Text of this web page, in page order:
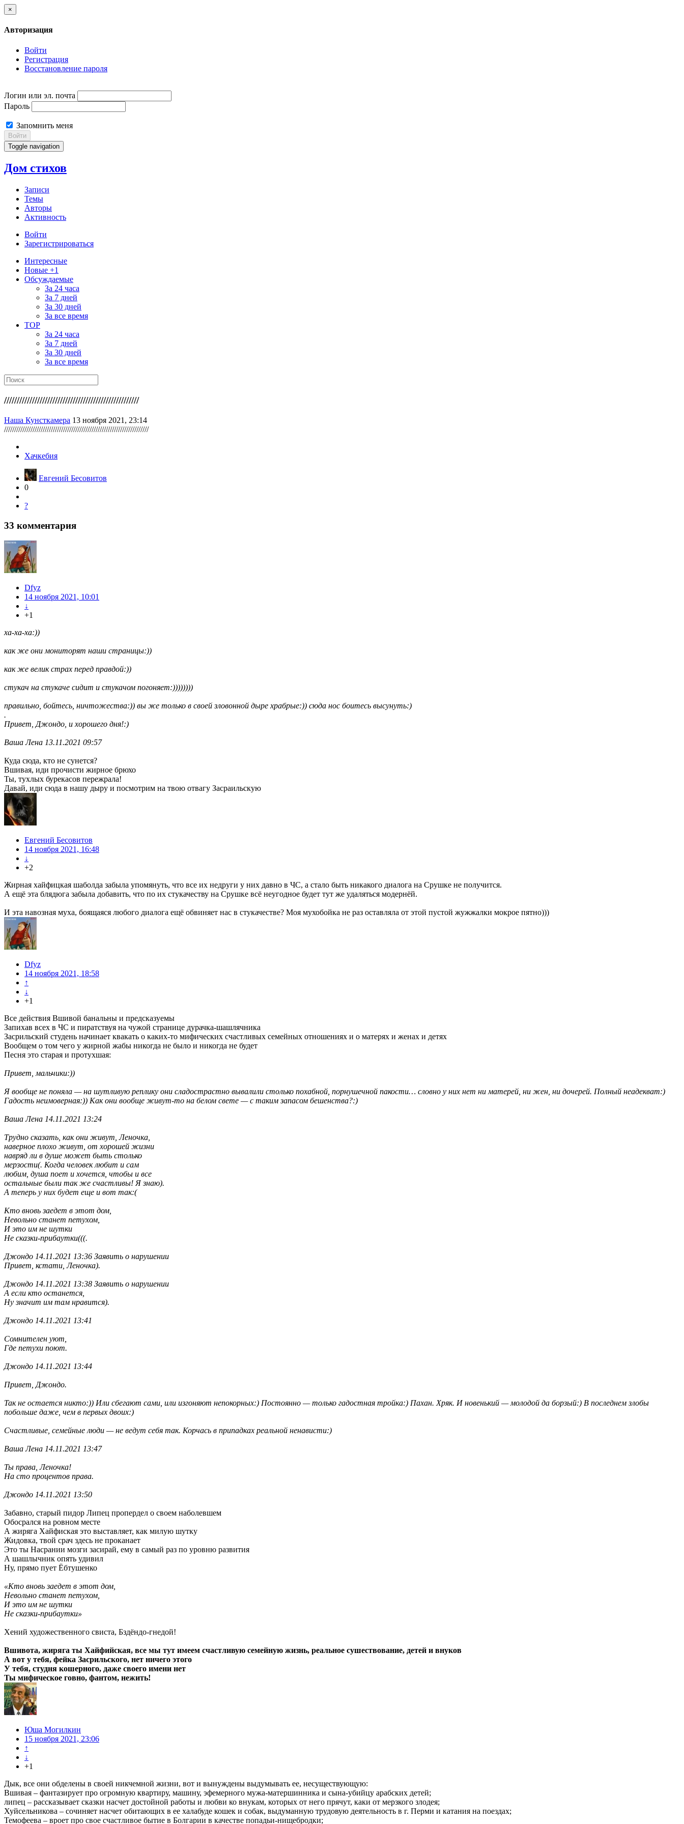
×
Авторизация
Войти
Регистрация
Восстановление пароля
Логин или эл. почта
Пароль
Запомнить меня
Войти
Toggle navigation
Дом стихов
Записи
Темы
Авторы
Активность
Войти
Зарегистрироваться
Интересные
Новые +1
Обсуждаемые
За 24 часа
За 7 дней
За 30 дней
За все время
TOP
За 24 часа
За 7 дней
За 30 дней
За все время
/////////////////////////////////////////////////////
Наша Кунсткамера 13 ноября 2021, 23:14
///////////////////////////////////////////////////////////////////////
Хачкебия
Евгений Бесовитов
0
?
33 комментария
Dfyz
14 ноября 2021, 10:01
↓
+1
ха-ха-ха:))
как же они мониторят наши страницы:))
как же велик страх перед правдой:))
стукач на стукаче сидит и стукачом погоняет:))))))))
правильно, бойтесь, ничтожества:)) вы же только в своей зловонной дыре храбрые:)) сюда нос боитесь высунуть:)
.
Привет, Джондо, и хорошего дня!:)
Ваша Лена 13.11.2021 09:57
Куда сюда, кто не сунется?
Вшивая, иди прочисти жирное брюхо
Ты, тухлых бурекасов пережрала!
Давай, иди сюда в нашу дыру и посмотрим на твою отвагу Засраильскую
Евгений Бесовитов
14 ноября 2021, 16:48
↓
+2
Жирная хайфицкая шаболда забыла упомянуть, что все их недруги у них давно в ЧС, а стало быть никакого диалога на Срушке не получится.
А ещё эта блядюга забыла добавить, что по их стукачеству на Срушке всё неугодное будет тут же удаляться модернёй.
И эта навозная муха, боящаяся любого диалога ещё обвиняет нас в стукачестве? Моя мухобойка не раз оставляла от этой пустой жужжалки мокрое пятно)))
Dfyz
14 ноября 2021, 18:58
↑
↓
+1
Все действия Вшивой банальны и предсказуемы
Запихав всех в ЧС и пиратствуя на чужой странице дурачка-шашлячника
Засрильский студень начинает квакать о каких-то мифических счастливых семейных отношениях и о матерях и женах и детях
Вообщем о том чего у жирной жабы никогда не было и никогда не будет
Песня это старая и протухшая:
Привет, мальчики:))
Я вообще не поняла — на шутливую реплику они сладострастно вывалили столько похабной, порнушечной пакости… словно у них нет ни матерей, ни жен, ни дочерей. Полный неадекват:)
Гадость неимоверная:)) Как они вообще живут-то на белом свете — с таким запасом бешенства?:)
Ваша Лена 14.11.2021 13:24
Трудно сказать, как они живут, Леночка,
наверное плохо живут, от хорошей жизни
навряд ли в душе может быть столько
мерзости(. Когда человек любит и сам
любим, душа поет и хочется, чтобы и все
остальные были так же счастливы! Я знаю).
А теперь у них будет еще и вот так:(
Кто вновь заедет в этот дом,
Невольно станет петухом,
И это им не шутки
Не сказки-прибаутки(((.
Джондо 14.11.2021 13:36 Заявить о нарушении
Привет, кстати, Леночка).
Джондо 14.11.2021 13:38 Заявить о нарушении
А если кто останется,
Ну значит им там нравится).
Джондо 14.11.2021 13:41
Сомнителен уют,
Где петухи поют.
Джондо 14.11.2021 13:44
Привет, Джондо.
Так не остается никто:)) Или сбегают сами, или изгоняют непокорных:) Постоянно — только гадостная тройка:) Пахан. Хряк. И новенький — молодой да борзый:) В последнем злобы
побольше даже, чем в первых двоих:)
Счастливые, семейные люди — не ведут себя так. Корчась в припадках реальной ненависти:)
Ваша Лена 14.11.2021 13:47
Ты права, Леночка!
На сто процентов права.
Джондо 14.11.2021 13:50
Забавно, старый пидор Липец пропердел о своем наболевшем
Обосрался на ровном месте
А жиряга Хайфиская это выставляет, как милую шутку
Жидовка, твой срач здесь не проканает
Это ты Насрании мозги засирай, ему в самый раз по уровню развития
А шашлычник опять удивил
Ну, прямо пует Ёбтушенко
«Кто вновь заедет в этот дом,
Невольно станет петухом,
И это им не шутки
Не сказки-прибаутки»
Хений художественного свиста, Бздёндо-гнедой!
Вшивота, жиряга ты Хайфийская, все мы тут имеем счастливую семейную жизнь, реальное сушествование, детей и внуков
А вот у тебя, фейка Засрильского, нет ничего этого
У тебя, студня кошерного, даже своего имени нет
Ты мифическое говно, фантом, нежить!
Юша Могилкин
15 ноября 2021, 23:06
↑
↓
+1
Дык, все они обделены в своей никчемной жизни, вот и вынуждены выдумывать ее, несуществующую:
Вшивая – фантазирует про огромную квартиру, машину, эфемерного мужа-матершинника и сына-убийцу арабских детей;
липец – рассказывает сказки насчет достойной работы и любви ко внукам, которых от него прячут, каки от мерзкого злодея;
Хуйсельникова – сочиняет насчет обитающих в ее халабуде кошек и собак, выдуманную трудовую деятельность в г. Перми и катания на поездах;
Темофеева – вроет про свое счастливое бытие в Болгарии в качестве попадьи-нищебродки;